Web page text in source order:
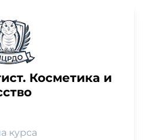
Косметика и
курса